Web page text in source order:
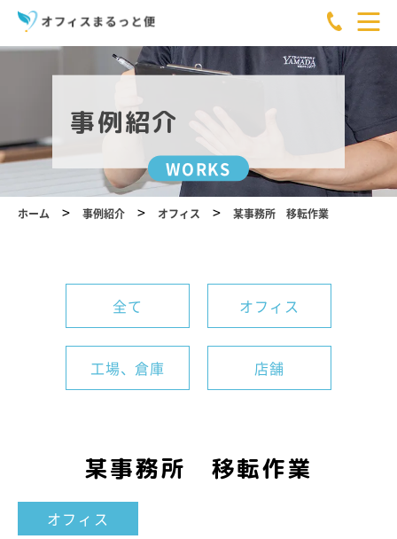
事例紹介
WORKS
ホーム > 事例紹介 > オフィス > 某事務所 移転作業
全て オフィス
工場、倉庫 店舗
某事務所 移転作業
オフィス